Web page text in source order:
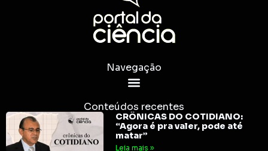
Navegação
Conteúdos recentes
CRÔNICAS DO COTIDIANO:
“Agora é pra valer, pode até
matar”
Leia mais »